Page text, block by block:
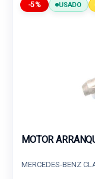
-5% USADO
MOTOR
MERCEDES-BENZ